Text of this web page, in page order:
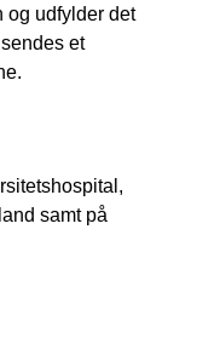
og udfylder det
et
samt på